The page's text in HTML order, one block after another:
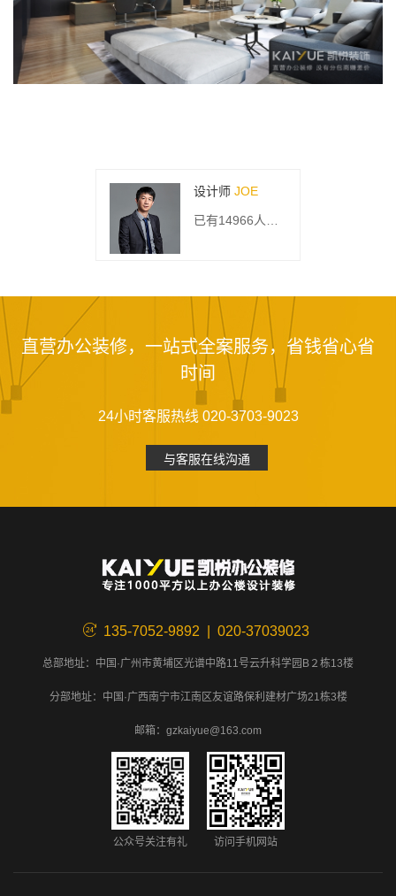
设计师 JOE
直营办公装修，一站式全案服务，省钱省心省
时间
24小时客服热线 020-3703-9023
与客服在线沟通
135-7052-9892 | 020-37039023
总部地址：中国·广州市黄埔区光谱中路11号云升科学园B２栋13楼
分部地址：中国·广西南宁市江南区友谊路保利建材广场21栋3楼
邮箱：gzkaiyue@163.com
公众号关注有礼 访问手机网站